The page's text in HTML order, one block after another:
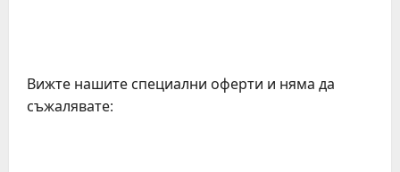
Вижте нашите специални оферти и няма да
съжалявате: